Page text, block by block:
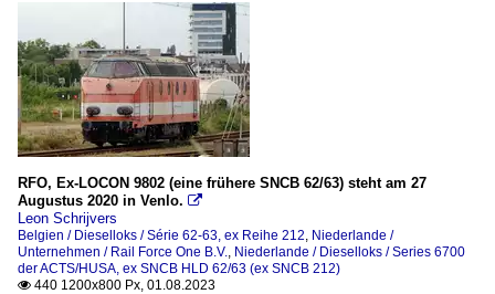
RFO, Ex-LOCON 9802 (eine frühere SNCB 62/63) steht am 27
Augustus 2020 in Venlo. 
Leon Schrijvers
Belgien / Dieselloks / Série 62-63, ex Reihe 212, Niederlande /
Unternehmen / Rail Force One B.V., Niederlande / Dieselloks / Series 6700
der ACTS/HUSA, ex SNCB HLD 62/63 (ex SNCB 212)
 440 1200x800 Px, 01.08.2023